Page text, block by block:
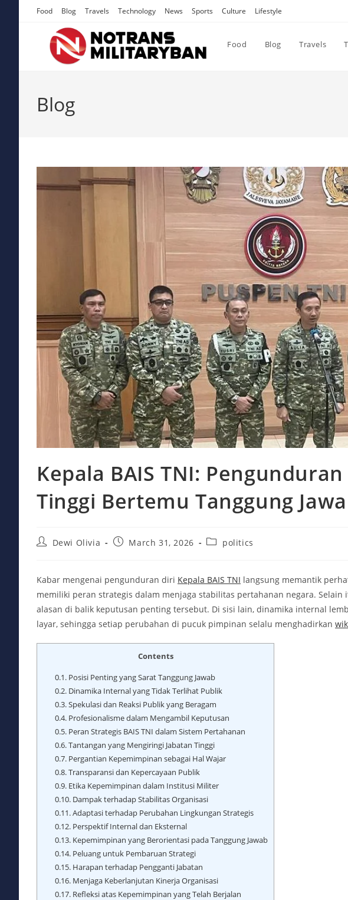
Food Blog Travels Technology News Sports Culture Lifestyle
Food Blog Travels
Blog
Kepala BAIS TNI:
Tinggi Bertemu Tanggung
PostDewi Olivia
PostMarch 31, 2026
Postpolitics
Kabar mengenai pengunduran diri Kepala BAIS TNI langsung memantik
memiliki peran strategis dalam menjaga stabilitas pertahanan negara.
alasan di balik keputusan penting tersebut. Di sisi lain, dinamika internal
layar, sehingga setiap perubahan di pucuk pimpinan selalu menghadirkan
Contents
0.1.Posisi Penting yang Sarat Tanggung Jawab
0.2.Dinamika Internal yang Tidak Terlihat Publik
0.3.Spekulasi dan Reaksi Publik yang Beragam
0.4.Profesionalisme dalam Mengambil Keputusan
0.5.Peran Strategis BAIS TNI dalam Sistem Pertahanan
0.6.Tantangan yang Mengiringi Jabatan Tinggi
0.7.Pergantian Kepemimpinan sebagai Hal Wajar
0.8.Transparansi dan Kepercayaan Publik
0.9.Etika Kepemimpinan dalam Institusi Militer
0.10.Dampak terhadap Stabilitas Organisasi
0.11.Adaptasi terhadap Perubahan Lingkungan Strategis
0.12.Perspektif Internal dan Eksternal
0.13.Kepemimpinan yang Berorientasi pada Tanggung Jawab
0.14.Peluang untuk Pembaruan Strategi
0.15.Harapan terhadap Pengganti Jabatan
0.16.Menjaga Keberlanjutan Kinerja Organisasi
0.17.Refleksi atas Kepemimpinan yang Telah Berjalan